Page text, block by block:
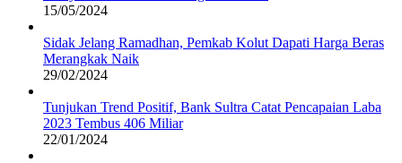
15/05/2024
Sidak Jelang Ramadhan, Pemkab Kolut Dapati Harga Beras
Merangkak Naik
29/02/2024
Tunjukan Trend Positif, Bank Sultra Catat Pencapaian Laba
2023 Tembus 406 Miliar
22/01/2024